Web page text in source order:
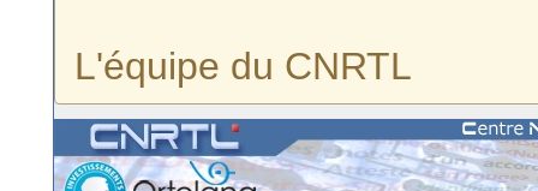
L'équipe du CNRTL